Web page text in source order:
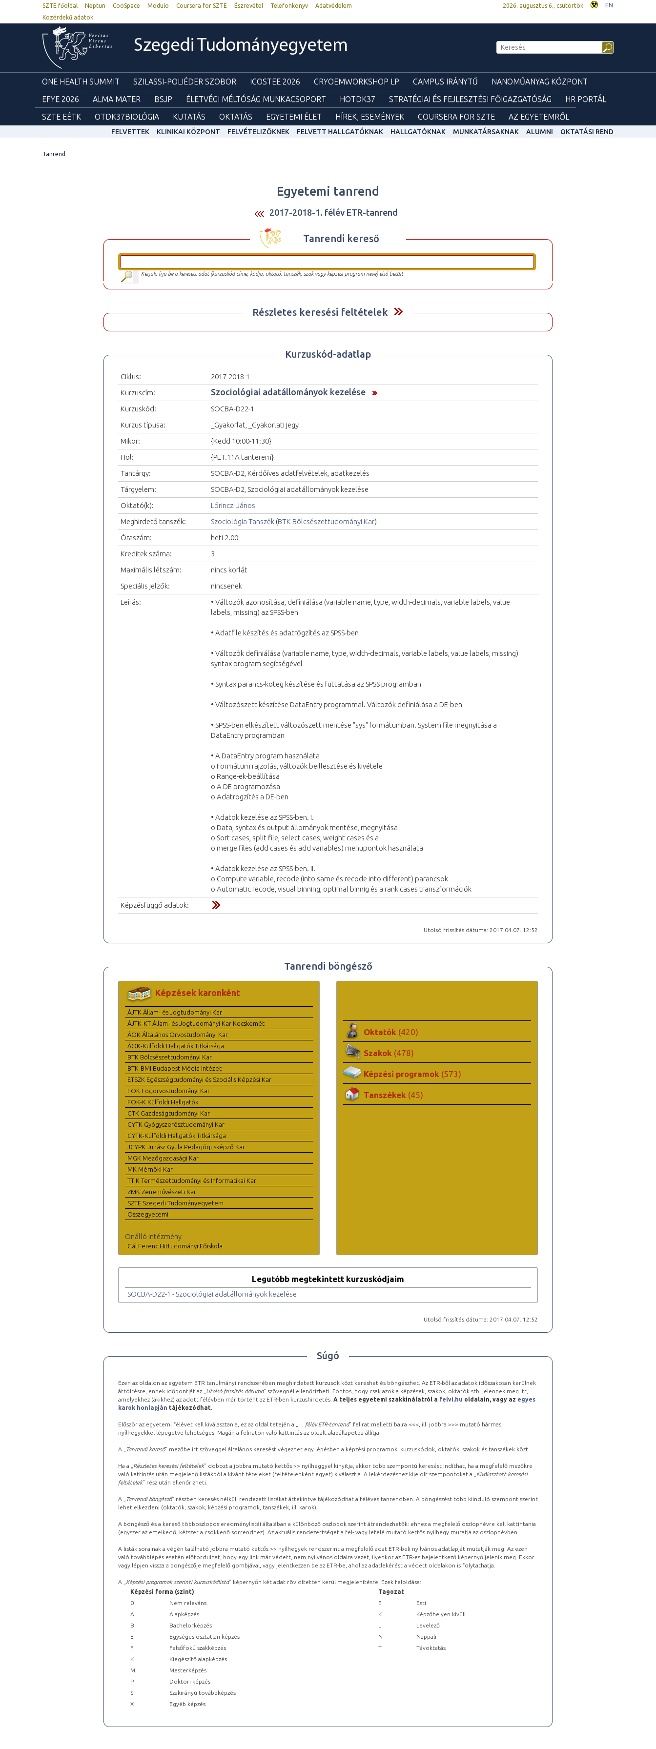
SZTE főoldal Neptun CooSpace Modulo Coursera for SZTE Észrevétel Telefonkönyv
Adatvédelem
Közérdekű adatok
2026. augusztus 6., csütörtök EN
Szegedi Tudományegyetem
ONE HEALTH SUMMIT SZILASSI-POLIÉDER SZOBOR ICOSTEE 2026 CRYOEMWORKSHOP LP CAMPUS IRÁNYTŰ
NANOMŰANYAG KÖZPONT
EFYE 2026
ALMA MATER BSJP ÉLETVÉGI MÉLTÓSÁG MUNKACSOPORT HOTDK37 STRATÉGIAI ÉS FEJLESZTÉSI FŐIGAZGATÓSÁG
HR PORTÁL
SZTE EÉTK
OTDK37BIOLÓGIA KUTATÁS OKTATÁS EGYETEMI ÉLET HÍREK, ESEMÉNYEK COURSERA FOR SZTE AZ EGYETEMRŐL
FELVETTEK KLINIKAI KÖZPONT FELVÉTELIZŐKNEK FELVETT HALLGATÓKNAK HALLGATÓKNAK MUNKATÁRSAKNAK ALUMNI OKTATÁSI REND
Tanrend
Egyetemi tanrend
2017-2018-1. félév ETR-tanrend
Tanrendi kereső
Kérjük, írja be a keresett adat (kurzuskód címe, kódja, oktató, tanszék, szak vagy képzési program neve) első betűit.
Részletes keresési feltételek
Kurzuskód-adatlap
Ciklus:
2017-2018-1
Kurzuscím:
Szociológiai adatállományok kezelése
Kurzuskód:
SOCBA-D22-1
Kurzus típusa:
_Gyakorlat, _Gyakorlati jegy
Mikor:
{Kedd 10:00-11:30}
Hol:
{PET.11A tanterem}
Tantárgy:
SOCBA-D2, Kérdőíves adatfelvételek, adatkezelés
Tárgyelem:
SOCBA-D2, Szociológiai adatállományok kezelése
Oktató(k):
Lőrinczi János
Meghirdető tanszék:
Szociológia Tanszék (BTK Bölcsészettudományi Kar)
Óraszám:
heti 2.00
Kreditek száma:
3
Maximális létszám:
nincs korlát
Speciális jelzők:
nincsenek
Leírás:
• Változók azonosítása, definiálása (variable name, type, width-decimals, variable labels, value
labels, missing) az SPSS-ben
• Adatfile készítés és adatrögzítés az SPSS-ben
• Változók definiálása (variable name, type, width-decimals, variable labels, value labels, missing)
syntax program segítségével
• Syntax parancs-köteg készítése és futtatása az SPSS programban
• Változószett készítése DataEntry programmal. Változók definiálása a DE-ben
• SPSS-ben elkészített változószett mentése "sys" formátumban. System file megnyitása a
DataEntry programban
• A DataEntry program használata
o Formátum rajzolás, változók beillesztése és kivétele
o Range-ek-beállítása
o A DE programozása
o Adatrögzítés a DE-ben
• Adatok kezelése az SPSS-ben. I.
o Data, syntax és output állományok mentése, megnyitása
o Sort cases, split file, select cases, weight cases és a
o merge files (add cases és add variables) menüpontok használata
• Adatok kezelése az SPSS-ben. II.
o Compute variable, recode (into same és recode into different) parancsok
o Automatic recode, visual binning, optimal binnig és a rank cases transzformációk
Képzésfüggő adatok:
Utolsó frissítés dátuma: 2017.04.07. 12:52
Tanrendi böngésző
Képzések karonként
ÁJTK Állam- és Jogtudományi Kar
ÁJTK-KT Állam- és Jogtudományi Kar Kecskemét
ÁOK Általános Orvostudományi Kar
ÁOK-Külföldi Hallgatók Titkársága
BTK Bölcsészettudományi Kar
BTK-BMI Budapest Média Intézet
ETSZK Egészségtudományi és Szociális Képzési Kar
FOK Fogorvostudományi Kar
FOK-K Külföldi Hallgatók
GTK Gazdaságtudományi Kar
GYTK Gyógyszerésztudományi Kar
GYTK-Külföldi Hallgatók Titkársága
JGYPK Juhász Gyula Pedagógusképző Kar
MGK Mezőgazdasági Kar
MK Mérnöki Kar
TTIK Természettudományi és Informatikai Kar
ZMK Zeneművészeti Kar
SZTE Szegedi Tudományegyetem
Összegyetemi
Önálló intézmény
Gál Ferenc Hittudományi Főiskola
Oktatók (420)
Szakok (478)
Képzési programok (573)
Tanszékek (45)
Legutóbb megtekintett kurzuskódjaim
SOCBA-D22-1 - Szociológiai adatállományok kezelése
Utolsó frissítés dátuma: 2017.04.07. 12:52
Súgó
Ezen az oldalon az egyetem ETR tanulmányi rendszerében meghirdetett kurzusok közt kereshet és böngészhet. Az ETR-ből az adatok időszakosan kerülnek
áttöltésre, ennek időpontját az „ Utolsó frissítés dátuma” szövegnél ellenőrizheti. Fontos, hogy csak azok a képzések, szakok, oktatók stb. jelennek meg itt,
amelyekhez (akikhez) az adott félévben már történt az ETR-ben kurzushirdetés. A teljes egyetemi szakkínálatról a felvi.hu oldalain, vagy az egyes
karok honlapján tájékozódhat.
Először az egyetemi félévet kell kiválasztania, ez az oldal tetején a „ … félév ETR-tanrend” felirat melletti balra <<<, ill. jobbra >>> mutató hármas
nyílhegyekkel lépegetve lehetséges. Magán a feliraton való kattintás az oldalt alapállapotba állítja.
A „ Tanrendi kereső” mezőbe írt szöveggel általános keresést végezhet egy lépésben a képzési programok, kurzuskódok, oktatók, szakok és tanszékek közt.
Ha a „ Részletes keresési feltételek” dobozt a jobbra mutató kettős >> nyílheggyel kinyitja, akkor több szempontú keresést indíthat, ha a megfelelő mezőkre
való kattintás után megjelenő listákból a kívánt tételeket (feltételenként egyet) kiválasztja. A lekérdezéshez kijelölt szempontokat a „ Kiválasztott keresési
feltételek” rész után ellenőrizheti.
A „ Tanrendi böngésző” részben keresés nélkül, rendezett listákat áttekintve tájékozódhat a féléves tanrendben. A böngészést több kiinduló szempont szerint
lehet elkezdeni (oktatók, szakok, képzési programok, tanszékek, ill. karok).
A böngésző és a kereső többoszlopos eredménylistái általában a különböző oszlopok szerint átrendezhetők: ehhez a megfelelő oszlopnévre kell kattintania
(egyszer az emelkedő, kétszer a csökkenő sorrendhez). Az aktuális rendezettséget a fel- vagy lefelé mutató kettős nyílhegy mutatja az oszlopnévben.
A listák sorainak a végén található jobbra mutató kettős >> nyílhegyek rendszerint a megfelelő adat ETR-beli nyilvános adatlapját mutatják meg. Az ezen
való továbblépés esetén előfordulhat, hogy egy link már védett, nem nyilvános oldalra vezet, ilyenkor az ETR-es bejelentkező képernyő jelenik meg. Ekkor
vagy lépjen vissza a böngészője megfelelő gombjával, vagy jelentkezzen be az ETR-be, ahol az adatlekérést a védett oldalakon is folytathatja.
A „ Képzési programok szerinti kurzuskódlista” képernyőn két adat rövidítetten kerül megjelenítésre. Ezek feloldása:
Képzési forma (szint)
Tagozat
0
Nem releváns E
Esti
A
Alapképzés K
Képzőhelyen kívüli
B
Bachelorképzés L
Levelező
E
Egységes osztatlan képzés N
Nappali
F
Felsőfokú szakképzés T
Távoktatás
K
Kiegészítő alapképzés
M
Mesterképzés
P
Doktori képzés
S
Szakirányú továbbképzés
X
Egyéb képzés